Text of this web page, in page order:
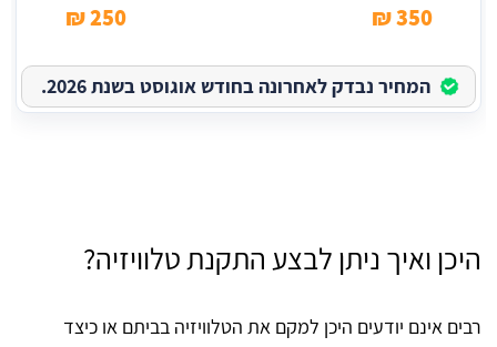
350 ₪
250 ₪
המחיר נבדק לאחרונה בחודש אוגוסט בשנת 2026.
היכן ואיך ניתן לבצע התקנת טלוויזיה?
רבים אינם יודעים היכן למקם את הטלוויזיה בביתם או כיצד